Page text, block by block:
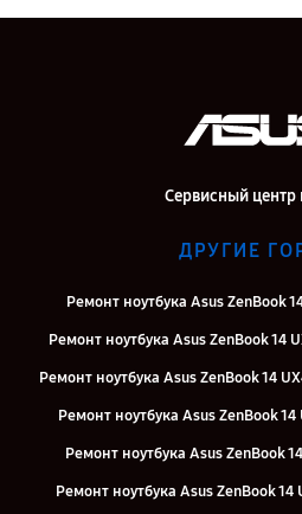
Сервисный центр
ДРУГИЕ
Ремонт ноутбука Asus ZenBook
Ремонт ноутбука Asus ZenBook 14
Ремонт ноутбука Asus ZenBook 14
Ремонт ноутбука Asus ZenBook
Ремонт ноутбука Asus ZenBook
Ремонт ноутбука Asus ZenBook 14